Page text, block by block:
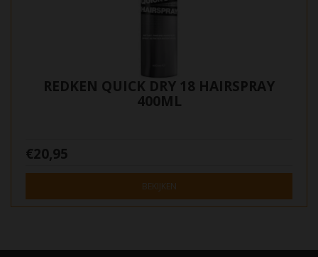
REDKEN QUICK DRY 18 HAIRSPRAY
400ML
€20,95
BEKIJKEN